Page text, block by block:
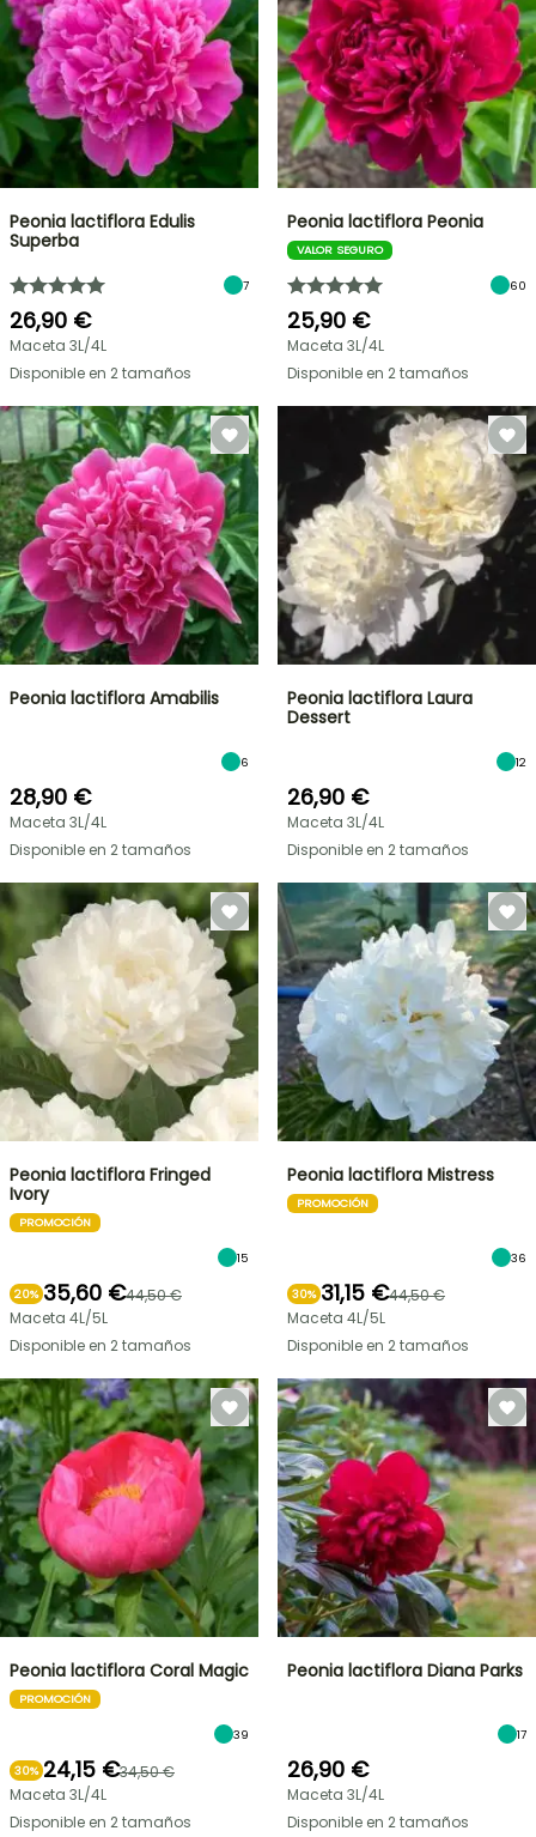
Peonia lactiflora Edulis
Superba
7
26,90 €
Maceta 3L/4L
Disponible en 2 tamaños
Peonia lactiflora Peonia
VALOR SEGURO
60
25,90 €
Maceta 3L/4L
Disponible en 2 tamaños
Peonia lactiflora Amabilis
6
28,90 €
Maceta 3L/4L
Disponible en 2 tamaños
Peonia lactiflora Laura
Dessert
12
26,90 €
Maceta 3L/4L
Disponible en 2 tamaños
Peonia lactiflora Fringed
Ivory
PROMOCIÓN
15
20% 35,60 €44,50 €
Maceta 4L/5L
Disponible en 2 tamaños
Peonia lactiflora Mistress
PROMOCIÓN
36
30% 31,15 €44,50 €
Maceta 4L/5L
Disponible en 2 tamaños
Peonia lactiflora Coral Magic
PROMOCIÓN
39
30% 24,15 €34,50 €
Maceta 3L/4L
Disponible en 2 tamaños
Peonia lactiflora Diana Parks
17
26,90 €
Maceta 3L/4L
Disponible en 2 tamaños